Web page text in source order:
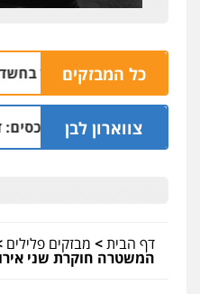
כל המבזקים
ראשון לציון נחקר בחשד
צווארון לבן
הסתרת-הנכסים: דודי אפל,
דף הבית> מבזקים פלילים
המשטרה חוקרת שני